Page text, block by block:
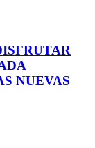
NUEVAS